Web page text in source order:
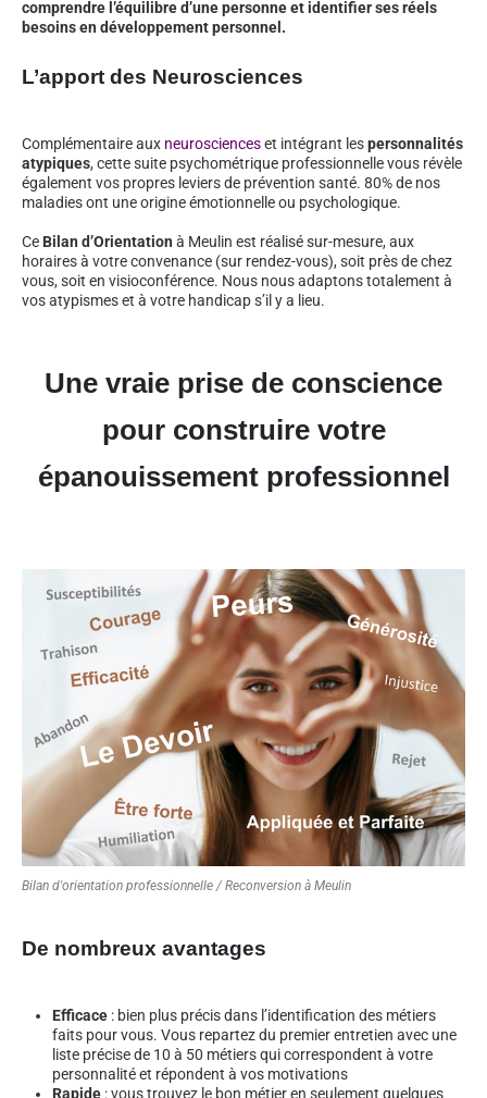
comprendre l’équilibre d’une personne et identifier ses réels
besoins en développement personnel.
L’apport des Neurosciences
Complémentaire aux neuroscienceset intégrant lespersonnalités
atypiques, cette suite psychométrique professionnelle vous révèle
également vos propres leviers de prévention santé. 80% de nos
maladies ont une origine émotionnelle ou psychologique.
Ce Bilan d’Orientation à Meulin est réalisé sur-mesure, aux
horaires à votre convenance (sur rendez-vous), soit près de chez
vous, soit en visioconférence. Nous nous adaptons totalement à
vos atypismes et à votre handicap s’il y a lieu.
Une vraie prise de conscience
pour construire votre
épanouissement professionnel
Bilan d'orientation professionnelle / Reconversion à Meulin
De nombreux avantages
Efficace : bien plus précis dans l’identification des métiers
faits pour vous. Vous repartez du premier entretien avec une
liste précise de 10 à 50 métiers qui correspondent à votre
personnalité et répondent à vos motivations
Rapide : vous trouvez le bon métier en seulement quelques